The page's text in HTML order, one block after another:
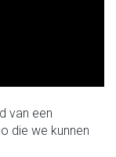
van een
die we kunnen